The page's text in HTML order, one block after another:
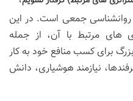
روانشناسی جمعی است. در این
های مرتبط با آن، از جمله
برای کسب منافع خود به کار
نیازمند هوشیاری، دانش